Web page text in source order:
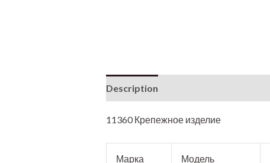
Description
11360 Крепежное изделие
Марка Модель